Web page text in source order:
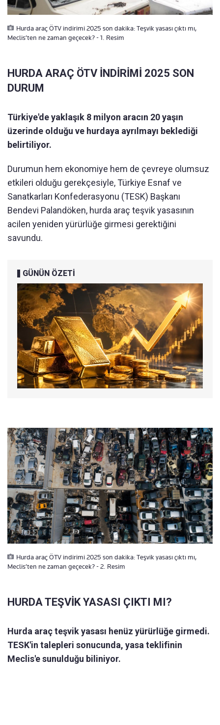
Hurda araç ÖTV indirimi 2025 son dakika: Teşvik yasası çıktı mı,
Meclis’ten ne zaman geçecek? - 1. Resim
HURDA ARAÇ ÖTV İNDİRİMİ 2025 SON
DURUM
Türkiye'de yaklaşık 8 milyon aracın 20 yaşın
üzerinde olduğu ve hurdaya ayrılmayı beklediği
belirtiliyor.
Durumun hem ekonomiye hem de çevreye olumsuz
etkileri olduğu gerekçesiyle, Türkiye Esnaf ve
Sanatkarları Konfederasyonu (TESK) Başkanı
Bendevi Palandöken, hurda araç teşvik yasasının
acilen yeniden yürürlüğe girmesi gerektiğini
savundu.
GÜNÜN ÖZETİ
Hurda araç ÖTV indirimi 2025 son dakika: Teşvik yasası çıktı mı,
Meclis’ten ne zaman geçecek? - 2. Resim
HURDA TEŞVİK YASASI ÇIKTI MI?
Hurda araç teşvik yasası henüz yürürlüğe girmedi.
TESK'in talepleri sonucunda, yasa teklifinin
Meclis'e sunulduğu biliniyor.